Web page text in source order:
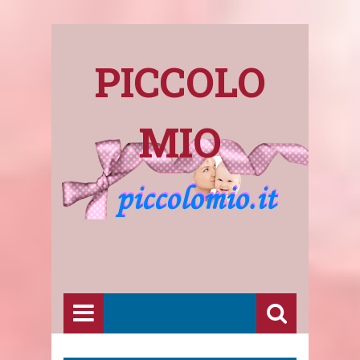
PICCOLO
MIO